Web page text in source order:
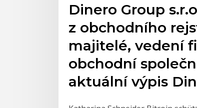
Dinero Group
z obchodního
majitelé, vedení
obchodní
aktuální výpis